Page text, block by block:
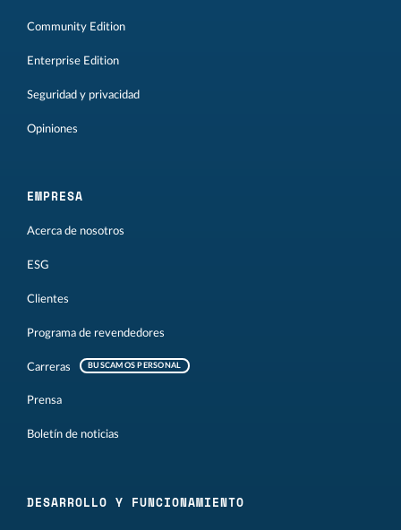
Community Edition
Enterprise Edition
Seguridad y privacidad
Opiniones
EMPRESA
Acerca de nosotros
ESG
Clientes
Programa de revendedores
Carreras BUSCAMOS PERSONAL
Prensa
Boletín de noticias
DESARROLLO Y FUNCIONAMIENTO